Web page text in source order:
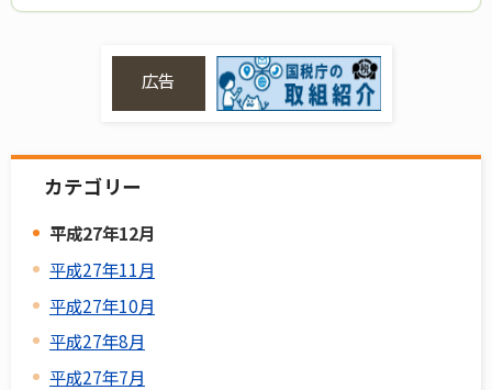
広告
カテゴリー
平成27年12月
平成27年11月
平成27年10月
平成27年8月
平成27年7月